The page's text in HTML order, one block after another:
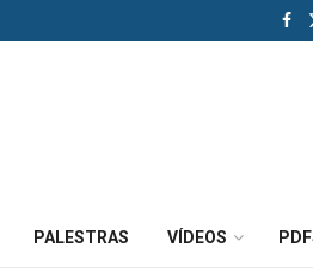
PALESTRAS VÍDEOS